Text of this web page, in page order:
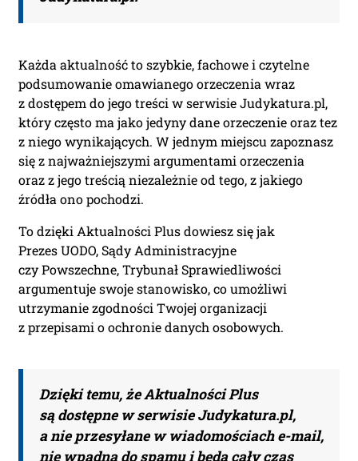
Każda aktualność to szybkie, fachowe i czytelne
podsumowanie omawianego orzeczenia wraz
z dostępem do jego treści w serwisie Judykatura.pl,
który często ma jako jedyny dane orzeczenie oraz tez
z niego wynikających. W jednym miejscu zapoznasz
się z najważniejszymi argumentami orzeczenia
oraz z jego treścią niezależnie od tego, z jakiego
źródła ono pochodzi.
To dzięki Aktualności Plus dowiesz się jak
Prezes UODO, Sądy Administracyjne
czy Powszechne, Trybunał Sprawiedliwości
argumentuje swoje stanowisko, co umożliwi
utrzymanie zgodności Twojej organizacji
z przepisami o ochronie danych osobowych.
Dzięki temu, że Aktualności Plus
są dostępne w serwisie Judykatura.pl,
a nie przesyłane w wiadomościach e-mail,
nie wpadną do spamu i będą cały czas